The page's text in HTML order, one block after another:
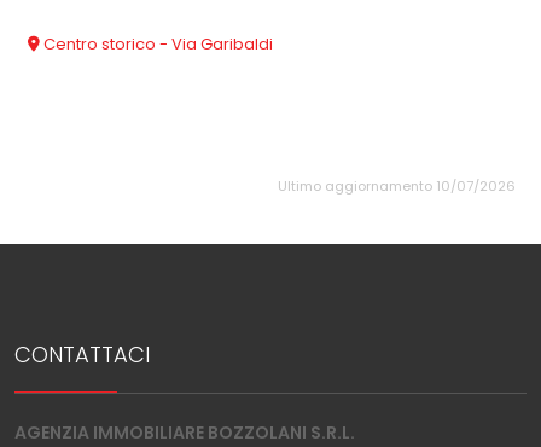
Centro storico - Via Garibaldi
Ultimo aggiornamento 10/07/2026
CONTATTACI
AGENZIA IMMOBILIARE BOZZOLANI S.R.L.